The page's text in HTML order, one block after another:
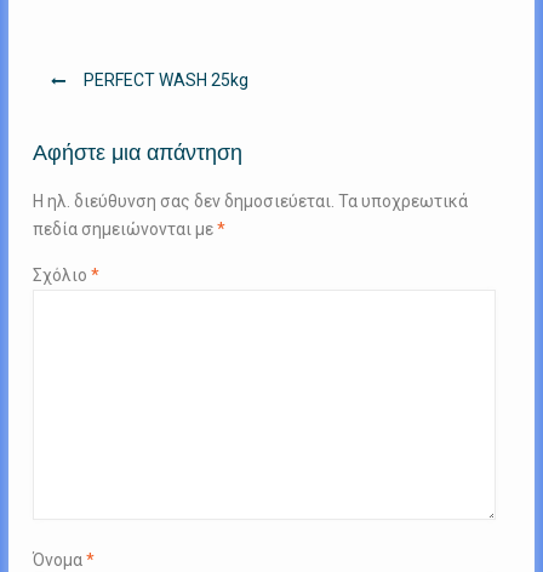
Πλοήγηση
PERFECT WASH 25kg
Αφήστε μια απάντηση
Η ηλ. διεύθυνση σας δεν δημοσιεύεται. Τα υποχρεωτικά
πεδία σημειώνονται με*
Σχόλιο *
Όνομα*